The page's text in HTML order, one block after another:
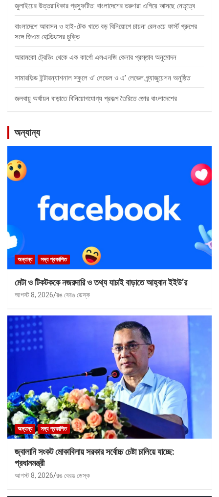
জুলাইয়ের উত্তরাধিকার প্রস্ফুটিত: বাংলাদেশের তরুণরা এগিয়ে আসছে নেতৃত্বে
বাংলাদেশে আবাসন ও হাই-টেক খাতে বড় বিনিয়োগে চায়না রেলওয়ে ফার্স্ট গ্রুপের
সঙ্গে জিএম হোল্ডিংসের চুক্তি
আরামকো ট্রেডিং থেকে এক কার্গো এলএনজি কেনার প্রস্তাব অনুমোদন
সামারফিল্ড ইন্টারন্যাশনাল স্কুলে ও’ লেভেল ও এ’ লেভেল গ্র্যাজুয়েশন অনুষ্ঠিত
জলবায়ু অর্থায়ন বাড়াতে বিনিয়োগযোগ্য প্রকল্প তৈরিতে জোর বাংলাদেশের
অন্যান্য
অন্যান্য সদ্য প্রকাশিত
মেটা ও টিকটককে নজরদারি ও তথ্য যাচাই বাড়াতে আহ্বান ইইউ’র
আগস্ট 8, 2026 রঙ বেরঙ ডেস্ক
অন্যান্য সদ্য প্রকাশিত
জ্বালানি সংকট মোকাবিলায় সরকার সর্বোচ্চ চেষ্টা চালিয়ে যাচ্ছে:
প্রধানমন্ত্রী
আগস্ট 8, 2026 রঙ বেরঙ ডেস্ক